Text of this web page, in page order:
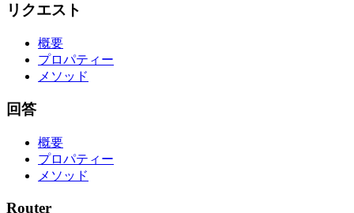
リクエスト
概要
プロパティー
メソッド
回答
概要
プロパティー
メソッド
Router